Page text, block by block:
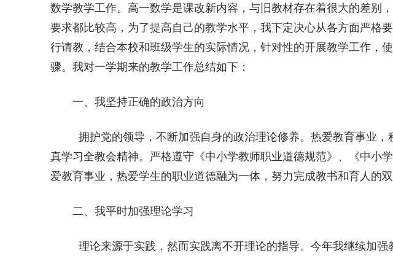
数学教学工作。高一数学是课改新内容，与旧教材存在着很大的差别
要求都比较高，为了提高自己的教学水平，我下定决心从各方面严格
行请教，结合本校和班级学生的实际情况，针对性的开展教学工作，
骤。我对一学期来的教学工作总结如下：
一、我坚持正确的政治方向
拥护党的领导，不断加强自身的政治理论修养。热爱教育事业，
真学习全教会精神。严格遵守《中小学教师职业道德规范》、《中小
爱教育事业，热爱学生的职业道德融为一体，努力完成教书和育人的双
二、我平时加强理论学习
理论来源于实践，然而实践离不开理论的指导。今年我继续加强